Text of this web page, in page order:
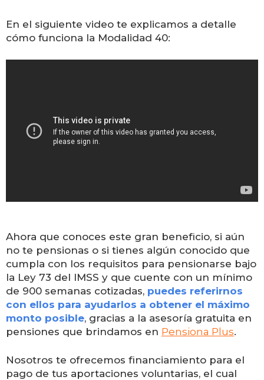
En el siguiente video te explicamos a detalle
cómo funciona la Modalidad 40:
Ahora que conoces este gran beneficio, si aún
no te pensionas o si tienes algún conocido que
cumpla con los requisitos para pensionarse bajo
la Ley 73 del IMSS y que cuente con un mínimo
de 900 semanas cotizadas, puedes referirnos
con ellos para ayudarlos a obtener el máximo
monto posible, gracias a la asesoría gratuita en
pensiones que brindamos en Pensiona Plus.
Nosotros te ofrecemos financiamiento para el
pago de tus aportaciones voluntarias, el cual